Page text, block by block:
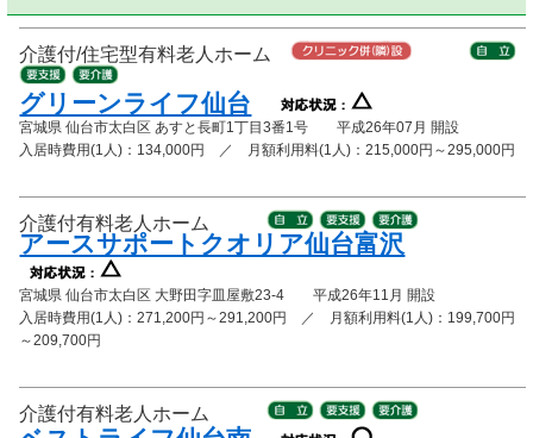
介護付/住宅型有料老人ホーム
グリーンライフ仙台
宮城県 仙台市太白区 あすと長町1丁目3番1号 平成26年07月 開設
入居時費用(1人)：134,000円 ／ 月額利用料(1人)：215,000円～295,000円
介護付有料老人ホーム
アースサポートクオリア仙台富沢
宮城県 仙台市太白区 大野田字皿屋敷23-4 平成26年11月 開設
入居時費用(1人)：271,200円～291,200円 ／ 月額利用料(1人)：199,700円
～209,700円
介護付有料老人ホーム